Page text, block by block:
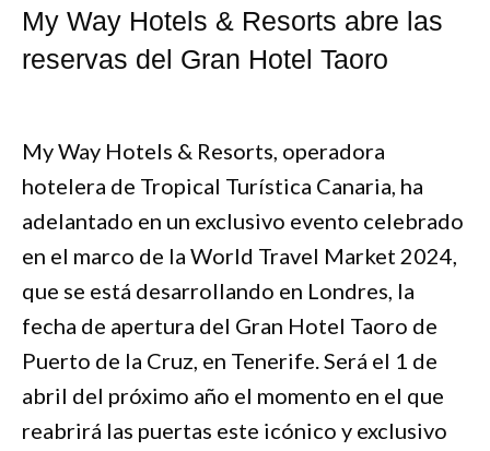
My Way Hotels & Resorts abre las
reservas del Gran Hotel Taoro
My Way Hotels & Resorts, operadora
hotelera de Tropical Turística Canaria, ha
adelantado en un exclusivo evento celebrado
en el marco de la World Travel Market 2024,
que se está desarrollando en Londres, la
fecha de apertura del Gran Hotel Taoro de
Puerto de la Cruz, en Tenerife. Será el 1 de
abril del próximo año el momento en el que
reabrirá las puertas este icónico y exclusivo